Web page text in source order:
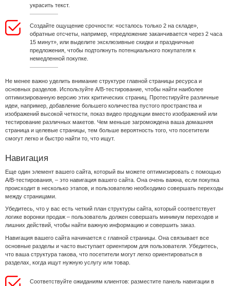
украсить текст.
Создайте ощущение срочности: «осталось только 2 на складе»,
обратные отсчеты, например, «предложение заканчивается через 2 часа
15 минут», или выделите эксклюзивные скидки и праздничные
предложения, чтобы подтолкнуть потенциального покупателя к
немедленной покупке.
Не менее важно уделить внимание структуре главной страницы ресурса и
основных разделов. Используйте A/B-тестирование, чтобы найти наиболее
оптимизированную версию этих критических страниц. Протестируйте различные
идеи, например, добавление большего количества пустого пространства и
изображений высокой четкости, показ видео продукции вместо изображений или
тестирование различных макетов. Чем меньше загромождена ваша домашняя
страница и целевые страницы, тем больше вероятность того, что посетители
смогут легко и быстро найти то, что ищут.
Навигация
Еще один элемент вашего сайта, который вы можете оптимизировать с помощью
A/B-тестирования, – это навигация вашего сайта. Она очень важна, если покупка
происходит в несколько этапов, и пользователю необходимо совершать переходы
между страницами.
Убедитесь, что у вас есть четкий план структуры сайта, который соответствует
логике воронки продаж – пользователь должен совершать минимум переходов и
лишних действий, чтобы найти важную информацию и совершить заказ.
Навигация вашего сайта начинается с главной страницы. Она связывает все
основные разделы и часто выступает ориентиром для пользователя. Убедитесь,
что ваша структура такова, что посетители могут легко ориентироваться в
разделах, когда ищут нужную услугу или товар.
Соответствуйте ожиданиям клиентов: разместите панель навигации в